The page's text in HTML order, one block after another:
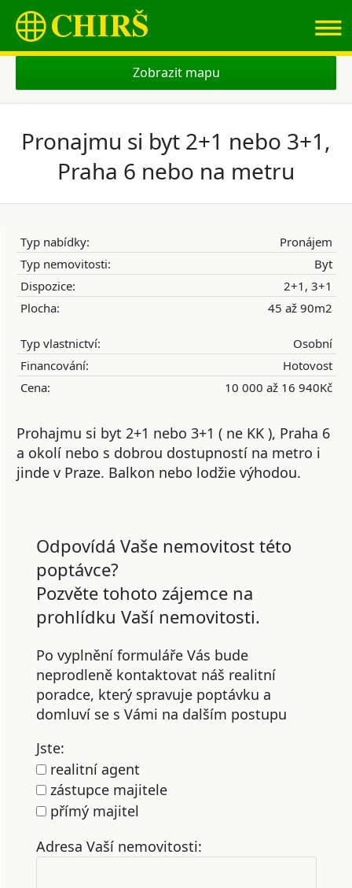
≡
Zobrazit mapu
Pronajmu si byt 2+1 nebo 3+1,
Praha 6 nebo na metru
Typ nabídky:
Pronájem
Typ nemovitosti:
Byt
Dispozice:
2+1, 3+1
Plocha:
45 až 90m2
Typ vlastnictví:
Osobní
Financování:
Hotovost
Cena:
10 000 až 16 940Kč
Prohajmu si byt 2+1 nebo 3+1 ( ne KK ), Praha 6
a okolí nebo s dobrou dostupností na metro i
jinde v Praze. Balkon nebo lodžie výhodou.
Odpovídá Vaše nemovitost této
poptávce?
Pozvěte tohoto zájemce na
prohlídku Vaší nemovitosti.
Po vyplnění formuláře Vás bude
neprodleně kontaktovat náš realitní
poradce, který spravuje poptávku a
domluví se s Vámi na dalším postupu
Jste:
realitní agent
zástupce majitele
přímý majitel
Adresa Vaší nemovitosti: